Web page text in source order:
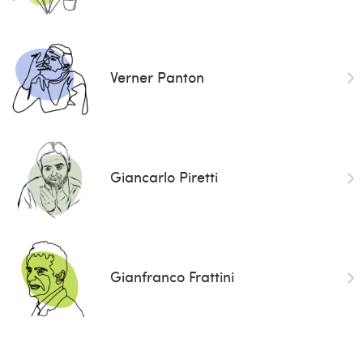
Verner Panton
Giancarlo Piretti
Gianfranco Frattini